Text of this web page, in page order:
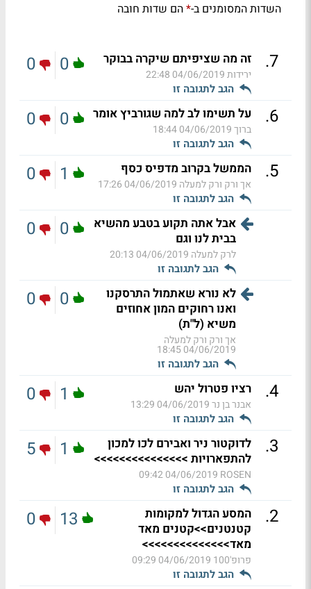
השדות המסומנים ב-*הם שדות חובה
7
. זה מה שציפיתם שיקרה בבוקר
ירידות04/06/2019 22:48
הגב לתגובה זו
0
0
6
. על תשימו לב למה שגורביץ אומר
ברוך04/06/2019 18:44
הגב לתגובה זו
0
0
5
. הממשל בקרוב מדפיס כסף
אך ורק ורק למעלה 04/06/2019 17:26
הגב לתגובה זו
1
0
אבל אתה תקוע בטבע מהשיא
בבית לנו וגם
לרק למעלה 04/06/2019 20:13
הגב לתגובה זו
0
0
לא נורא שאתמול התרסקנו
ואנו רחוקים המון אחוזים
משיא (ל"ת)
אך ורק ורק למעלה
04/06/2019 18:45
הגב לתגובה זו
0
0
4
. רציו פטרול יהש
אבנר בן נר04/06/2019 13:29
הגב לתגובה זו
1
0
3
.
לדוקטור ניר ואבירם לכו למכון
להתפארויות >>>>>>>>>>>>>>>
ROSEN
04/06/2019 09:42
הגב לתגובה זו
1
5
2
.
המסע הגדול למקומות
קטנטנים>>קטנים מאד
מאד>>>>>>>>>>>>>>
פרופ'100 04/06/2019 09:29
הגב לתגובה זו
13
0